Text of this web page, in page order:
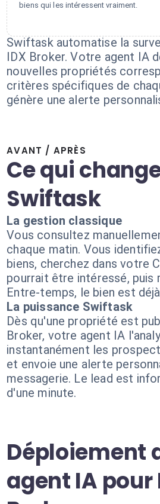
biens qui les intéressent vraiment.
Swiftask automatise la
IDX Broker. Votre agent IA
nouvelles propriétés
critères spécifiques de
génère une alerte
AVANT / APRÈS
Ce qui
Swiftask
La gestion classique
Vous consultez
chaque matin. Vous
biens, cherchez dans votre
pourrait être intéressé, puis
Entre-temps, le bien est
La puissance Swiftask
Dès qu'une propriété est
Broker, votre agent IA
instantanément les
et envoie une alerte
messagerie. Le lead est
d'une minute.
Déploiement
agent IA pour